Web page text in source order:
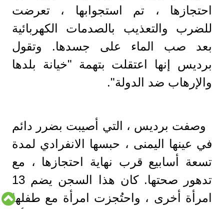
احتجازها ، تم استجوابها ، تعرضت
للضرب والتعذيب بالصدمات الكهربائية
بعد صب الماء على جسدها. وتقول
برديس إنها اعتقلت بتهمة "خيانة بلدها
والإرهاب ضد الدولة".
وصفت برديس ، التي أصيبت بضرر دائم
في عينها اليمنى ، حبسها الانفرادي لمدة
تسعة أسابيع قرب نهاية احتجازها ، مع
تدهور صحتها. كان هذا السجن يضم 13
امرأة أخرى ، واحتُجزت امرأة مع طفلها